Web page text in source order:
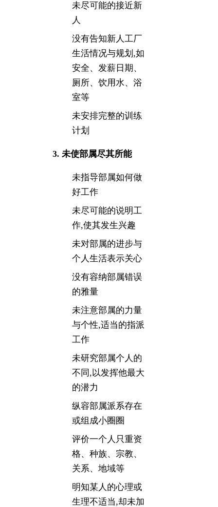
未尽可能的接近新
人
没有告知新人工厂
生活情况与规划,如
安全、发薪日期、
厕所、饮用水、浴
室等
未安排完整的训练
计划
3. 未使部属尽其所能
未指导部属如何做
好工作
未尽可能的说明工
作,使其发生兴趣
未对部属的进步与
个人生活表示关心
没有容纳部属错误
的雅量
未注意部属的力量
与个性,适当的指派
工作
未研究部属个人的
不同,以发挥他最大
的潜力
纵容部属派系存在
或组成小圈圈
评价一个人只重资
格、种族、宗教、
关系、地域等
明知某人的心理或
生理不适当,却未加